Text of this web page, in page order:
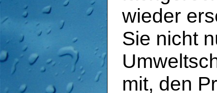
wieder
Sie nicht
mit, den